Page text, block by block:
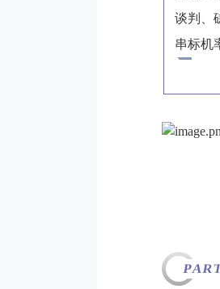
谈判、
串标机